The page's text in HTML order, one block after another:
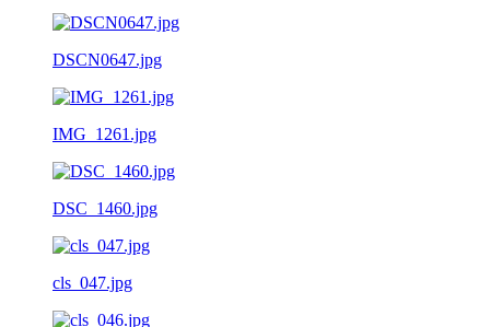
DSCN0647.jpg
IMG_1261.jpg
DSC_1460.jpg
cls_047.jpg